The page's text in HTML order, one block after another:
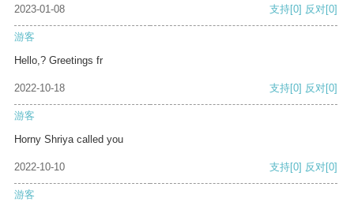
2023-01-08 支持[0] 反对[0]
游客
Hello,? Greetings fr
2022-10-18 支持[0] 反对[0]
游客
Horny Shriya called you
2022-10-10 支持[0] 反对[0]
游客